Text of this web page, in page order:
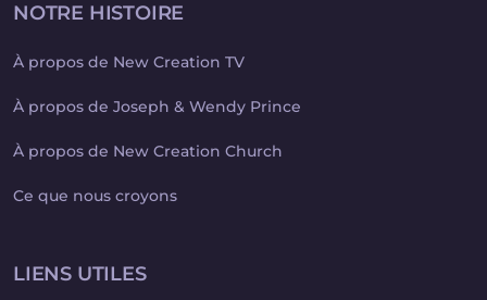
NOTRE HISTOIRE
À propos de New Creation TV
À propos de Joseph & Wendy Prince
À propos de New Creation Church
Ce que nous croyons
LIENS UTILES